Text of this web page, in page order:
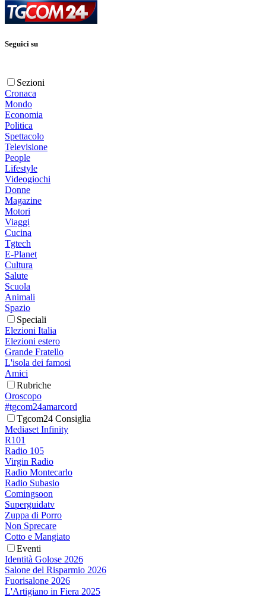
Seguici su
Sezioni
Cronaca
Mondo
Economia
Politica
Spettacolo
Televisione
People
Lifestyle
Videogiochi
Donne
Magazine
Motori
Viaggi
Cucina
Tgtech
E-Planet
Cultura
Salute
Scuola
Animali
Spazio
Speciali
Elezioni Italia
Elezioni estero
Grande Fratello
L'isola dei famosi
Amici
Rubriche
Oroscopo
#tgcom24amarcord
Tgcom24 Consiglia
Mediaset Infinity
R101
Radio 105
Virgin Radio
Radio Montecarlo
Radio Subasio
Comingsoon
Superguidatv
Zuppa di Porro
Non Sprecare
Cotto e Mangiato
Eventi
Identità Golose 2026
Salone del Risparmio 2026
Fuorisalone 2026
L'Artigiano in Fiera 2025